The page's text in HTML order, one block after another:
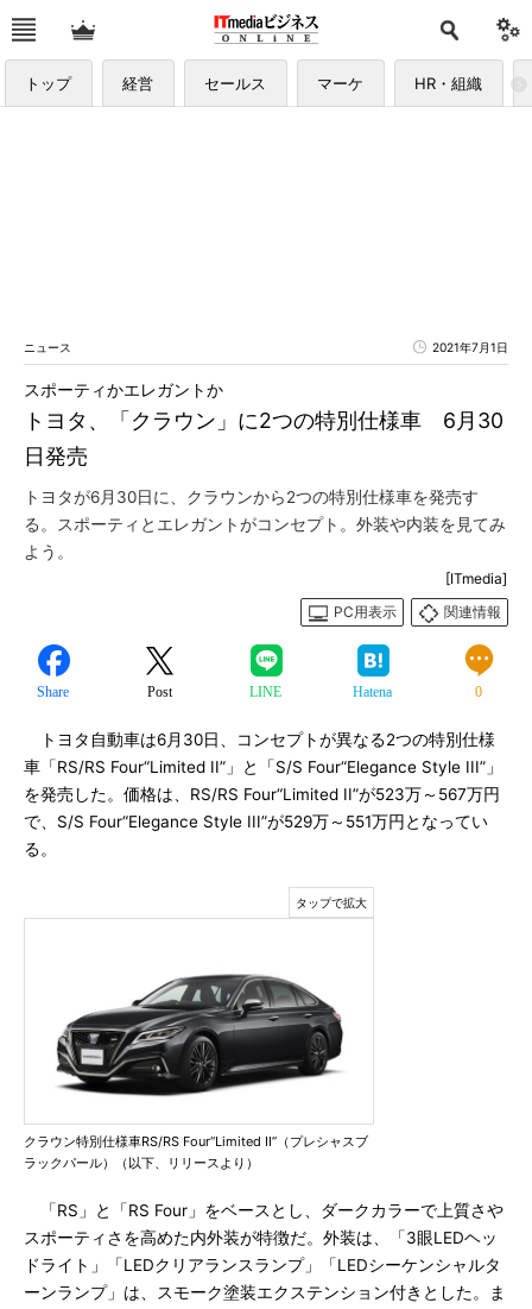
トップ 経営 セールス マーケ HR・組織
ニュース 2021年7月1日
トヨタ、「クラウン」に2つの特別仕様車 6月30
日発売
スポーティかエレガントか
トヨタが6月30日に、クラウンから2つの特別仕様車を発売す
る。スポーティとエレガントがコンセプト。外装や内装を見てみ
よう。
[ITmedia]
PC用表示
関連情報
Share Post LINE Hatena 0
トヨタ自動車は6月30日、コンセプトが異なる2つの特別仕様
車「RS/RS Four“Limited II”」と「S/S Four“Elegance Style III”」
を発売した。価格は、RS/RS Four“Limited II”が523万～567万円
で、S/S Four“Elegance Style III”が529万～551万円となってい
る。
クラウン特別仕様車RS/RS Four“Limited II”（プレシャスブ
ラックパール）（以下、リリースより）
「RS」と「RS Four」をベースとし、ダークカラーで上質さや
スポーティさを高めた内外装が特徴だ。外装は、「3眼LEDヘッ
ドライト」「LEDクリアランスランプ」「LEDシーケンシャルタ
ーンランプ」は、スモーク塗装エクステンション付きとした。ま